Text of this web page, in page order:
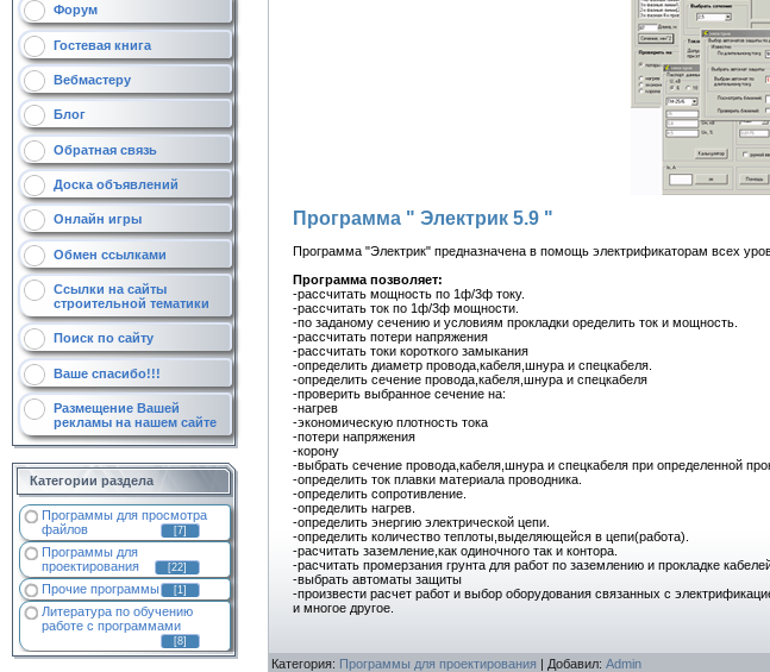
Форум
Гостевая книга
Вебмастеру
Блог
Обратная связь
Доска объявлений
Онлайн игры
Обмен ссылками
Ссылки на сайты
строительной тематики
Поиск по сайту
Ваше спасибо!!!
Размещение Вашей
рекламы на нашем сайте
Категории раздела
Программы для просмотра
файлов
[7]
Программы для
проектирования
[22]
Прочие программы [1]
Литература по обучению
работе с программами
[8]
Программа " Электрик 5.9 "
Программа "Электрик" предназначена в помощь электрификаторам всех
Программа позволяет:
-рассчитать мощность по 1ф/3ф току.
-рассчитать ток по 1ф/3ф мощности.
-по заданому сечению и условиям прокладки оределить ток и мощность.
-рассчитать потери напряжения
-рассчитать токи короткого замыкания
-определить диаметр провода,кабеля,шнура и спецкабеля.
-определить сечение провода,кабеля,шнура и спецкабеля
-проверить выбранное сечение на:
-нагрев
-экономическую плотность тока
-потери напряжения
-корону
-выбрать сечение провода,кабеля,шнура и спецкабеля при определенной
-определить ток плавки материала проводника.
-определить сопротивление.
-определить нагрев.
-определить энергию электрической цепи.
-определить количество теплоты,выделяющейся в цепи(работа).
-расчитать заземление,как одиночного так и контора.
-расчитать промерзания грунта для работ по заземлению и прокладке
-выбрать автоматы защиты
-произвести расчет работ и выбор оборудования связанных с
и многое другое.
Категория: Программы для проектирования | Добавил: Admin